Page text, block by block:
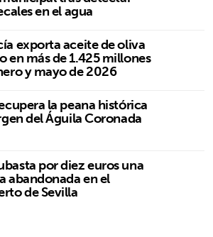
en el agua
exporta aceite de oliva
en más de 1.425 millones
y mayo de 2026
la peana histórica
del Águila Coronada
por diez euros una
abandonada en el
de Sevilla